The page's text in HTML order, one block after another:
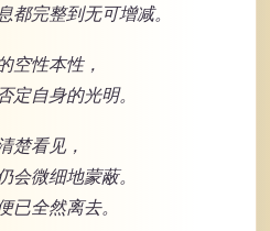
都完整到无可增减。
空性本性，
定自身的光明。
楚看见，
会微细地蒙蔽。
已全然离去。